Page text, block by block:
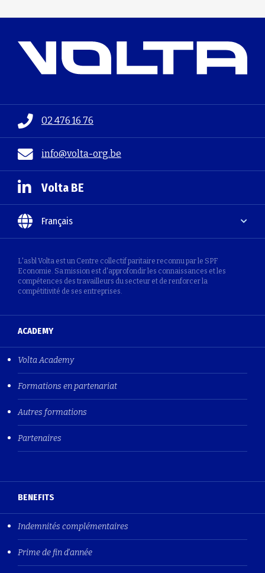
02 476 16 76
info@volta-org.be
L'asbl Volta est un Centre collectif paritaire reconnu par le SPF
Economie. Sa mission est d'approfondir les connaissances et les
compétences des travailleurs du secteur et de renforcer la
compétitivité de ses entreprises.
Volta BE
Français
ACADEMY
Volta Academy
Formations en partenariat
Autres formations
Partenaires
BENEFITS
Indemnités complémentaires
Prime de fin d'année